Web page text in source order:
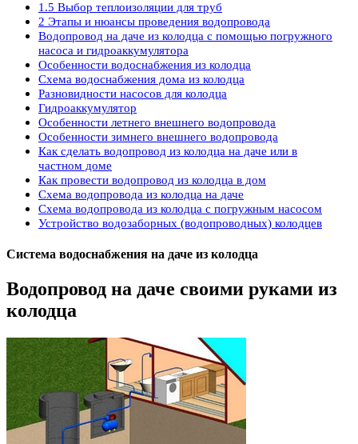
1.5 Выбор теплоизоляции для труб
2 Этапы и нюансы проведения водопровода
Водопровод на даче из колодца с помощью погружного
насоса и гидроаккумулятора
Особенности водоснабжения из колодца
Схема водоснабжения дома из колодца
Разновидности насосов для колодца
Гидроаккумулятор
Особенности летнего внешнего водопровода
Особенности зимнего внешнего водопровода
Как сделать водопровод из колодца на даче или в
частном доме
Как провести водопровод из колодца в дом
Схема водопровода из колодца на даче
Схема водопровода из колодца с погружным насосом
Устройство водозаборных (водопроводных) колодцев
Система водоснабжения на даче из колодца
Водопровод на даче своими руками из
колодца